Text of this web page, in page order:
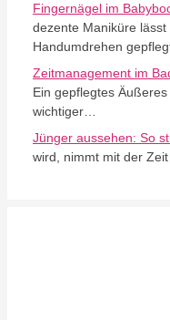
Fingernägel im
dezente Maniküre
Handumdrehen
Zeitmanagement im
Ein gepflegtes
wichtiger…
Jünger aussehen: So
wird, nimmt mit der